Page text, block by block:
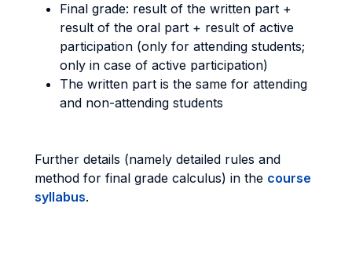
Final grade: result of the written part +
result of the oral part + result of active
participation (only for attending students;
only in case of active participation)
The written part is the same for attending
and non-attending students
Further details (namely detailed rules and
method for final grade calculus) in the course
syllabus.